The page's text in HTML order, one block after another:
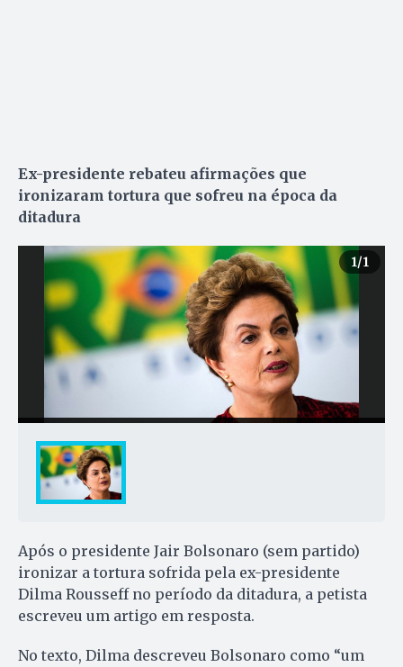
Ex-presidente rebateu afirmações que
ironizaram tortura que sofreu na época da
ditadura
1/1
Após o presidente Jair Bolsonaro (sem partido)
ironizar a tortura sofrida pela ex-presidente
Dilma Rousseff no período da ditadura, a petista
escreveu um artigo em resposta.
No texto, Dilma descreveu Bolsonaro como “um